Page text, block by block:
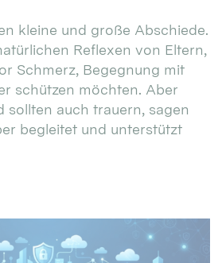
kleine und große Abschiede.
Reflexen von Eltern,
Schmerz, Begegnung mit
schützen möchten. Aber
sollten auch trauern, sagen
begleitet und unterstützt